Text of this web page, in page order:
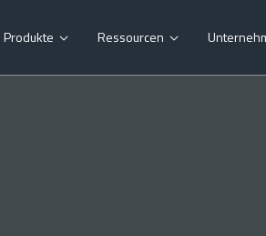
Produkte  Ressourcen 